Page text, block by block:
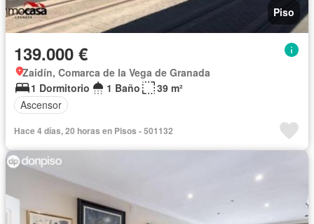
Piso
139.000 €
Zaidín, Comarca de la Vega de Granada
1 Dormitorio
1 Baño
39 m²
Ascensor
Hace 4 días, 20 horas en Pisos - 501132